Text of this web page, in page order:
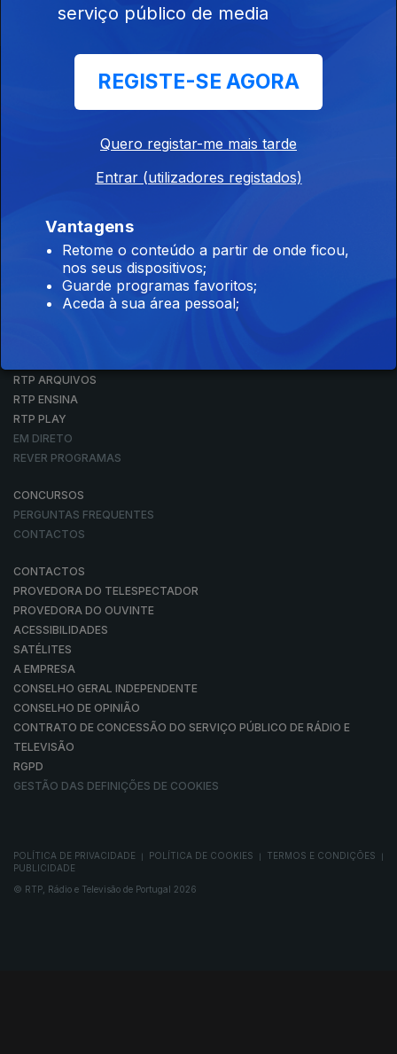
CarPlay
NOTÍCIAS
RTP ARQUIVOS
RTP ENSINA
RTP PLAY
EM DIRETO
REVER PROGRAMAS
CONCURSOS
PERGUNTAS FREQUENTES
CONTACTOS
CONTACTOS
PROVEDORA DO TELESPECTADOR
PROVEDORA DO OUVINTE
ACESSIBILIDADES
SATÉLITES
A EMPRESA
CONSELHO GERAL INDEPENDENTE
CONSELHO DE OPINIÃO
CONTRATO DE CONCESSÃO DO SERVIÇO PÚBLICO DE RÁDIO E
TELEVISÃO
RGPD
GESTÃO DAS DEFINIÇÕES DE COOKIES
POLÍTICA DE PRIVACIDADE POLÍTICA DE COOKIES TERMOS E CONDIÇÕES
PUBLICIDADE
© RTP, Rádio e Televisão de Portugal 2026
serviço público de media
REGISTE-SE AGORA
Quero registar-me mais tarde
Entrar (utilizadores registados)
Vantagens
Retome o conteúdo a partir de onde ficou,
nos seus dispositivos;
Guarde programas favoritos;
Aceda à sua área pessoal;